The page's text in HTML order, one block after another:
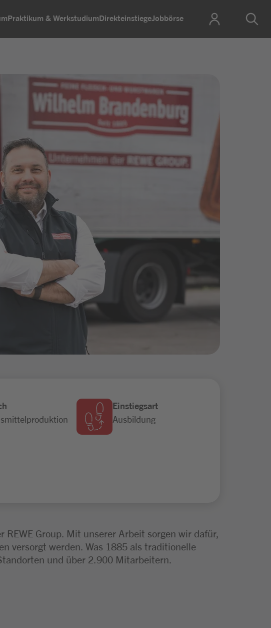
Praktikum & WerkstudiumDirekteinstiegeJobbörse
Einstiegsart
Ausbildung
Group. Mit unserer Arbeit sorgen wir dafür,
versorgt werden. Was 1885 als traditionelle
und über 2.900 Mitarbeitern.